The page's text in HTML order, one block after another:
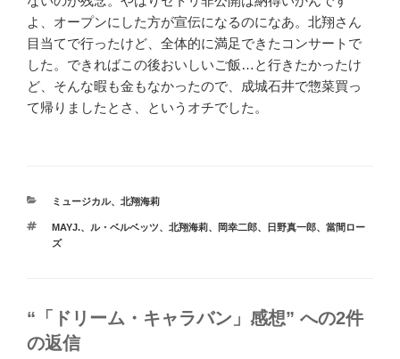
よ、オープンにした方が宣伝になるのになあ。北翔さん
目当てで行ったけど、全体的に満足できたコンサートで
した。できればこの後おいしいご飯 … と行きたかったけ
ど、そんな暇も金もなかったので、成城石井で惣菜買っ
て帰りましたとさ、というオチでした。
カ
ゴ
リ
ミュージカル、 北翔海莉
タ
グ
MAYJ.、 ル・ベルベッツ、 北翔海莉、 岡幸二郎、 日野真一郎、 當間ロー
ズ
“「ドリーム・キャラバン」感想” への2件
の返信